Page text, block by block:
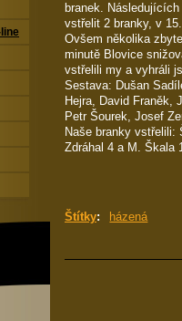
branek.
vstřelit 2 branky, v
Ovšem několika
minutě Blovice
vstřelili my a vyhráli
Sestava: Dušan
Hejra, David Franěk,
Petr Šourek, Josef
Naše branky
Zdráhal 4 a M. Škala
Štítky: házená